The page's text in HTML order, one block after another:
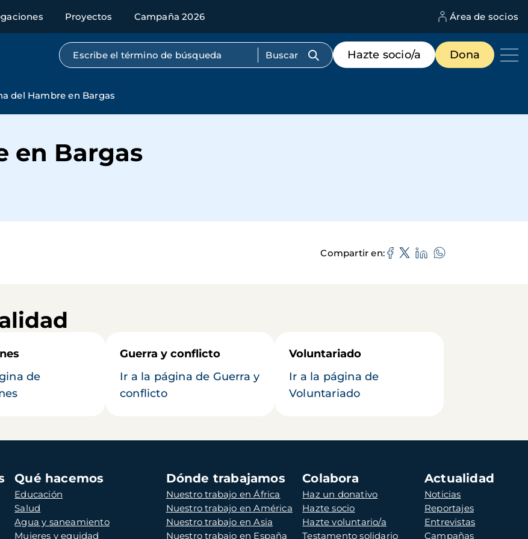
Proyectos Campaña 2026 Área de socios
Búsqueda por texto completo
Menú
de
destacados
Hazte socio/a Dona
del Hambre en Bargas
en Bargas
Compartir en
de
Guerra y conflicto
Ir a la página de Guerra y
conflicto
Voluntariado
Ir a la página de
Voluntariado
Qué hacemos
Educación
Salud
Agua y saneamiento
Mujeres y equidad
Dónde trabajamos
Nuestro trabajo en África
Nuestro trabajo en América
Nuestro trabajo en Asia
Nuestro trabajo en España
Colabora
Haz un donativo
Hazte socio
Hazte voluntario/a
Testamento solidario
Actualidad
Noticias
Reportajes
Entrevistas
Campañas